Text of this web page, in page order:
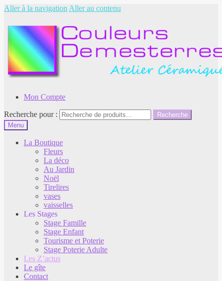
Aller à la navigation Aller au contenu
Mon Compte
Recherche pour :
Recherche
Menu
La Boutique
Fleurs
La déco
Au Jardin
Noël
Tirelires
vases
vaisselles
Les Stages
Stage Famille
Stage Enfant
Tourisme et Poterie
Stage Poterie Adulte
Les Z’actus
Le gîte
Contact